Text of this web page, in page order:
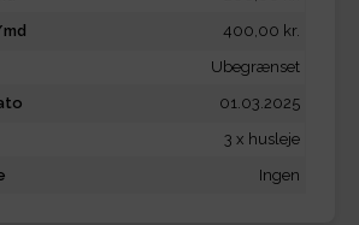
400,00 kr.
Ubegrænset
01.03.2025
3 x husleje
Ingen